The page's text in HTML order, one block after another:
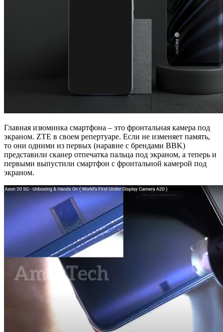
Главная изюминка смартфона – это фронтальная камера под
экраном. ZTE в своем репертуаре. Если не изменяет память,
то они одними из первых (наравне с брендами BBK)
представили сканер отпечатка пальца под экраном, а теперь и
первыми выпустили смартфон с фронтальной камерой под
экраном.